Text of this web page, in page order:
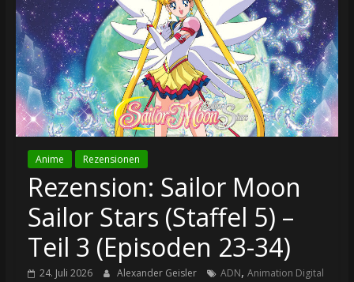
Anime Rezensionen
Rezension: Sailor Moon
Sailor Stars (Staffel 5) –
Teil 3 (Episoden 23-34)
24. Juli 2026 Alexander Geisler ADN, Animation Digital